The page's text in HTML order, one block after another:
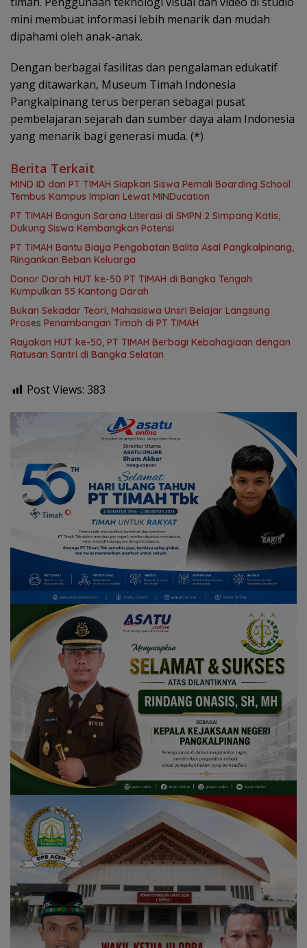
mini membuat informasi lebih menarik dan mudah
dipahami oleh anak-anak.
Dengan berbagai fasilitas dan pengalaman edukatif
yang ditawarkan, Museum Timah Indonesia
Pangkalpinang terus berperan sebagai pusat
pembelajaran sejarah dan sumber daya alam Indonesia
yang menarik bagi generasi muda. (*)
Berita Terkait
MIND ID dan PT TIMAH Siapkan Siswa Pemali Boarding School
Tembus Kampus Impian Lewat MINDucation
PT TIMAH Bangun Sarana Literasi di SMPN 2 Simpang Katis,
Dukung Siswa Kembangkan Potensi
PT TIMAH Bantu Biaya Pengobatan Balita Asal Pangkalpinang,
Ringankan Beban Keluarga
Donor Darah HUT ke-50 PT TIMAH di Bangka Tengah
Kumpulkan 55 Kantong Darah
Bukan Sekadar Teori, Mahasiswa Unsri Belajar Langsung
Proses Penambangan Timah di PT TIMAH
Rayakan HUT ke-50, PT TIMAH Berbagi Kebahagiaan dengan
Ratusan Santri di Bangka Selatan
Post Views: 383